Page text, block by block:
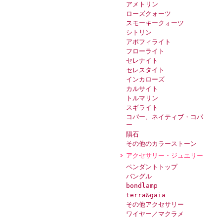
アメトリン
ローズクォーツ
スモーキークォーツ
シトリン
アポフィライト
フローライト
セレナイト
セレスタイト
インカローズ
カルサイト
トルマリン
スギライト
コパー、ネイティブ・コパ
ー
隕石
その他のカラーストーン
アクセサリー・ジュエリー
ペンダントトップ
バングル
bondlamp
terra&gaia
その他アクセサリー
ワイヤー／マクラメ